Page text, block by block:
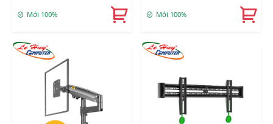
Mới 100% Mới 100%